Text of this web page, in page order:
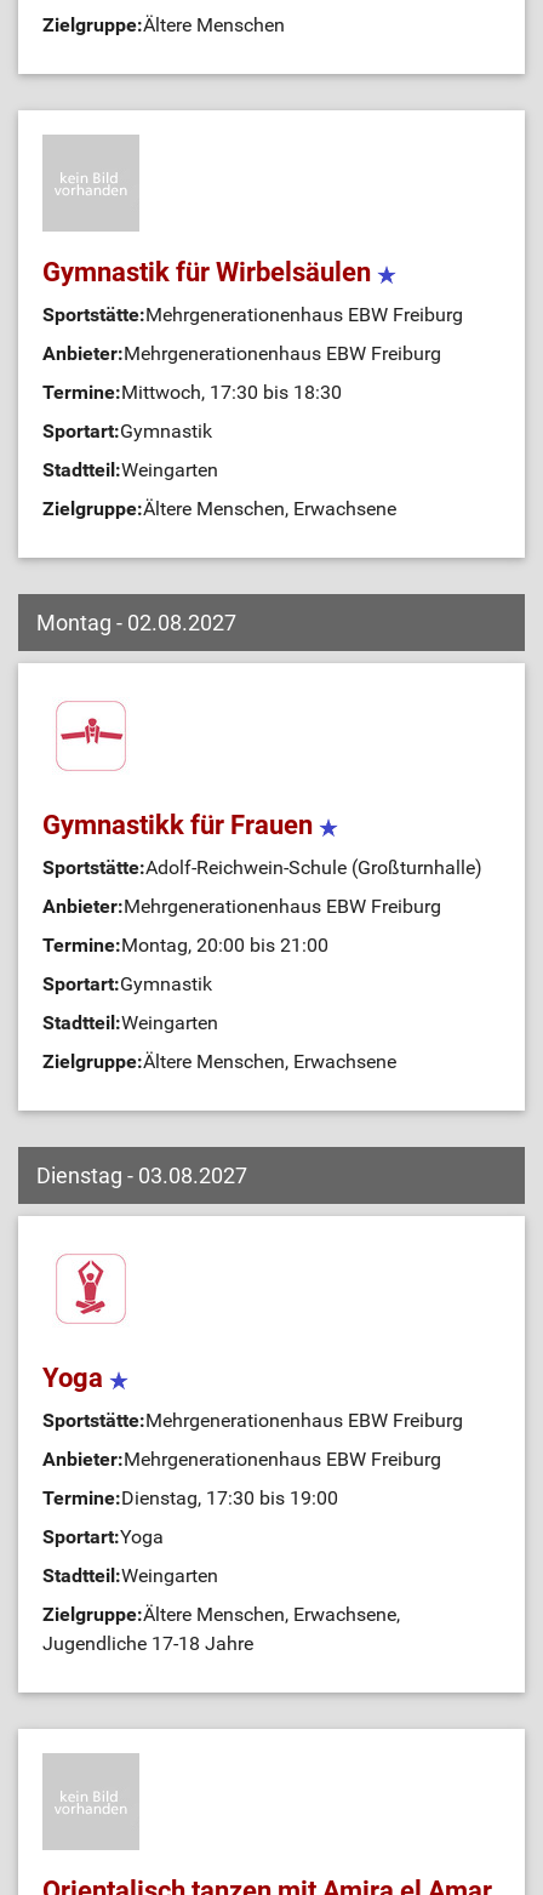
Zielgruppe:Ältere Menschen
Gymnastik für Wirbelsäulen
Sportstätte:Mehrgenerationenhaus EBW Freiburg
Anbieter:Mehrgenerationenhaus EBW Freiburg
Termine:Mittwoch, 17:30 bis 18:30
Sportart:Gymnastik
Stadtteil:Weingarten
Zielgruppe:Ältere Menschen, Erwachsene
Montag - 02.08.2027
Gymnastikk für Frauen
Sportstätte:Adolf-Reichwein-Schule (Großturnhalle)
Anbieter:Mehrgenerationenhaus EBW Freiburg
Termine:Montag, 20:00 bis 21:00
Sportart:Gymnastik
Stadtteil:Weingarten
Zielgruppe:Ältere Menschen, Erwachsene
Dienstag - 03.08.2027
Yoga
Sportstätte:Mehrgenerationenhaus EBW Freiburg
Anbieter:Mehrgenerationenhaus EBW Freiburg
Termine:Dienstag, 17:30 bis 19:00
Sportart:Yoga
Stadtteil:Weingarten
Zielgruppe:Ältere Menschen, Erwachsene,
Jugendliche 17-18 Jahre